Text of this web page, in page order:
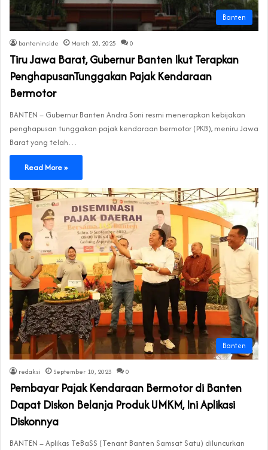
Banten
banteninside March 28, 2025 0
Tiru Jawa Barat, Gubernur Banten Ikut Terapkan
PenghapusanTunggakan Pajak Kendaraan
Bermotor
BANTEN – Gubernur Banten Andra Soni resmi menerapkan kebijakan
penghapusan tunggakan pajak kendaraan bermotor (PKB), meniru Jawa
Barat yang telah…
Read More »
Banten
redaksi September 10, 2023 0
Pembayar Pajak Kendaraan Bermotor di Banten
Dapat Diskon Belanja Produk UMKM, Ini Aplikasi
Diskonnya
BANTEN – Aplikas TeBaSS (Tenant Banten Samsat Satu) diluncurkan